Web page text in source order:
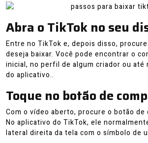
Abra o TikTok no seu
Entre no TikTok e, depois disso,
deseja baixar. Você pode encontrar o
inicial, no perfil de algum criador ou até
do aplicativo..
Toque no botão de
Com o vídeo aberto, procure o botão
No aplicativo do TikTok, ele
lateral direita da tela com o símbolo de